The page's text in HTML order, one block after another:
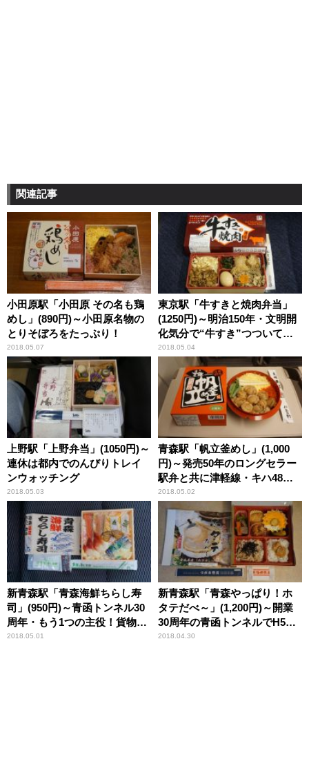
関連記事
小田原駅「小田原 その名も鶏
めし」(890円)～小田原名物の
とりそぼろをたっぷり！
2018.05.07
東京駅「牛すきと焼肉弁当」
(1250円)～明治150年・文明開
化気分で“牛すき”つついて京
浜の旅！
2018.05.04
上野駅「上野弁当」(1050円)～
連休は都内でのんびりトレイ
ンウォッチング
2018.05.03
青森駅「帆立釜めし」(1,000
円)～発売50年のロングセラー
駅弁と共に津軽線・キハ48で
目指す階段国道の旅
2018.05.02
新青森駅「青森海鮮ちらし寿
司」(950円)～青函トンネル30
周年・もう1つの主役！貨物列
車
2018.05.01
新青森駅「青森やっぱり！ホ
タテだべ～」(1,200円)～開業
30周年の青函トンネルでH5系
「はやぶさ」に逢う
2018.04.30